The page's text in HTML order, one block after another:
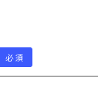
必須